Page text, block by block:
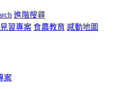
進階搜尋
習專案 食農教育 感動地圖
案